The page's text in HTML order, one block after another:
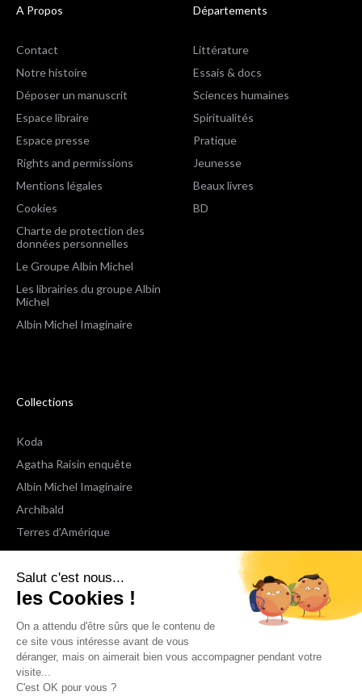
Salut c'est nous...
les Cookies !
On a attendu d'être sûrs que le contenu de
ce site vous intéresse avant de vous
déranger, mais on aimerait bien vous accompagner pendant votre
visite...
C'est OK pour vous ?
A Propos
Contact
Notre histoire
Déposer un manuscrit
Espace libraire
Espace presse
Rights and permissions
Mentions légales
Cookies
Charte de protection des
données personnelles
Le Groupe Albin Michel
Les librairies du groupe Albin
Michel
Albin Michel Imaginaire
Départements
Littérature
Essais & docs
Sciences humaines
Spiritualités
Pratique
Jeunesse
Beaux livres
BD
Collections
Koda
Agatha Raisin enquête
Albin Michel Imaginaire
Archibald
Terres d'Amérique
Espaces Libres Poche
NOX
Wiz
Voir toutes les collections
Nous suivre